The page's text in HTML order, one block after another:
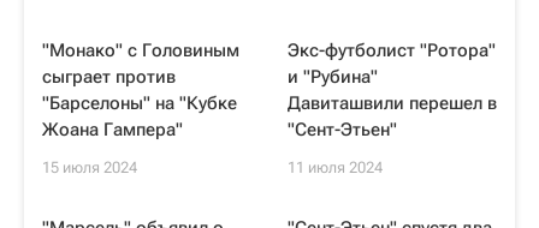
"Монако" с Головиным
сыграет против
"Барселоны" на "Кубке
Жоана Гампера"
15 июля 2024
Экс-футболист "Ротора"
и "Рубина"
Давиташвили перешел в
"Сент-Этьен"
11 июля 2024